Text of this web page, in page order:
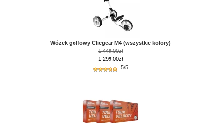
Wózek golfowy Clicgear M4 (wszystkie kolory)
1 449,00zł
1 299,00zł
5/5